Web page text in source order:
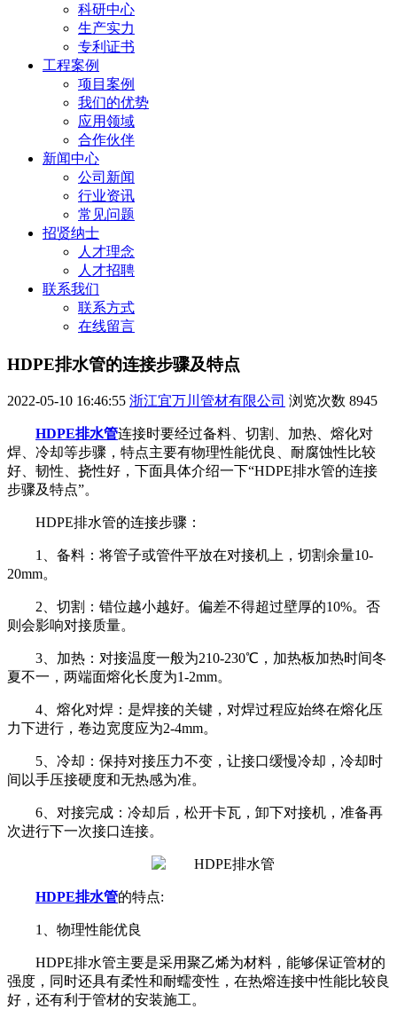
科研中心
生产实力
专利证书
工程案例
项目案例
我们的优势
应用领域
合作伙伴
新闻中心
公司新闻
行业资讯
常见问题
招贤纳士
人才理念
人才招聘
联系我们
联系方式
在线留言
HDPE排水管的连接步骤及特点
2022-05-10 16:46:55 浙江宜万川管材有限公司 浏览次数 8945
HDPE排水管连接时要经过备料、切割、加热、熔化对
焊、冷却等步骤，特点主要有物理性能优良、耐腐蚀性比较
好、韧性、挠性好，下面具体介绍一下“HDPE排水管的连接
步骤及特点”。
HDPE排水管的连接步骤：
1、备料：将管子或管件平放在对接机上，切割余量10-
20mm。
2、切割：错位越小越好。偏差不得超过壁厚的10%。否
则会影响对接质量。
3、加热：对接温度一般为210-230℃，加热板加热时间冬
夏不一，两端面熔化长度为1-2mm。
4、熔化对焊：是焊接的关键，对焊过程应始终在熔化压
力下进行，卷边宽度应为2-4mm。
5、冷却：保持对接压力不变，让接口缓慢冷却，冷却时
间以手压接硬度和无热感为准。
6、对接完成：冷却后，松开卡瓦，卸下对接机，准备再
次进行下一次接口连接。
HDPE排水管的特点:
1、物理性能优良
HDPE排水管主要是采用聚乙烯为材料，能够保证管材的
强度，同时还具有柔性和耐蠕变性，在热熔连接中性能比较良
好，还有利于管材的安装施工。